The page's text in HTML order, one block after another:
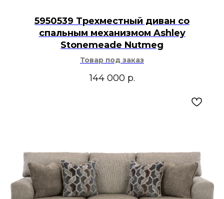
5950539 Трехместный диван со
спальным механизмом Ashley
Stonemeade Nutmeg
Товар под заказ
144 000 р.